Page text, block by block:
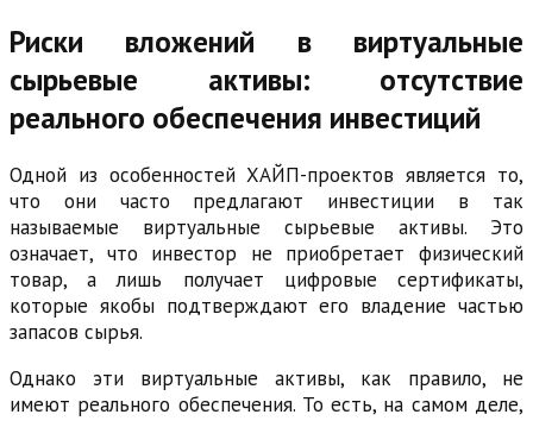
Риски вложений в виртуальные
сырьевые активы: отсутствие
реального обеспечения инвестиций
Одной из особенностей ХАЙП-проектов является то,
что они часто предлагают инвестиции в так
называемые виртуальные сырьевые активы. Это
означает, что инвестор не приобретает физический
товар, а лишь получает цифровые сертификаты,
которые якобы подтверждают его владение частью
запасов сырья.
Однако эти виртуальные активы, как правило, не
имеют реального обеспечения. То есть, на самом деле,